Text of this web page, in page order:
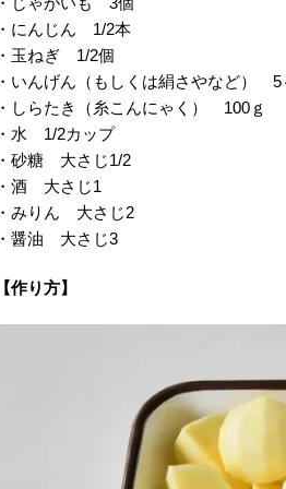
・にんじん 1/2本
・玉ねぎ 1/2個
・いんげん（もしくは絹さやなど） 5
・しらたき（糸こんにゃく） 100ｇ
・水 1/2カップ
・砂糖 大さじ1/2
・酒 大さじ1
・みりん 大さじ2
・醤油 大さじ3
【作り方】